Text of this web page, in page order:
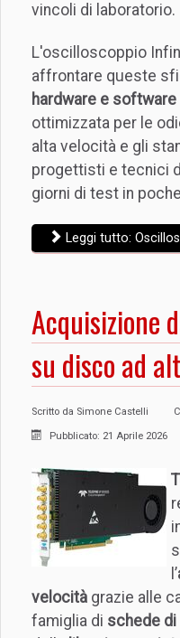
vincoli di laboratorio.
L'oscilloscoppio
affrontare queste
hardware e
ottimizzata per le
alta velocità e gli
progettisti e tecnici
giorni di test in
Leggi tutto:
Acquisizione
su disco ad
Scritto da Simone Castelli
Pubblicato: 21 Aprile 2026
l’
velocità grazie alle
famiglia di schede di